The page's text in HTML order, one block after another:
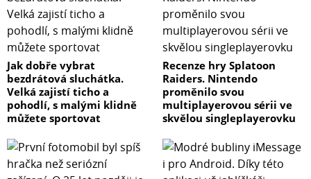
Jak dobře vybrat
bezdrátová sluchátka.
Velká zajistí ticho a
pohodlí, s malými klidně
můžete sportovat
Recenze hry Splatoon
Raiders. Nintendo
proměnilo svou
multiplayerovou sérii ve
skvělou singleplayerovku